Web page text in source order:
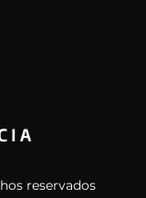
reservados